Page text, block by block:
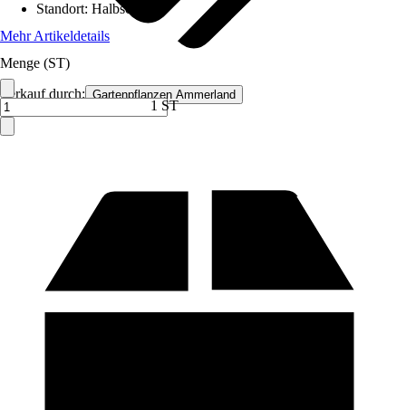
Verkauf durch: Gartenpflanzen Ammerland
Standort: Halbschatten
Mehr Artikeldetails
Menge (ST)
1 ST